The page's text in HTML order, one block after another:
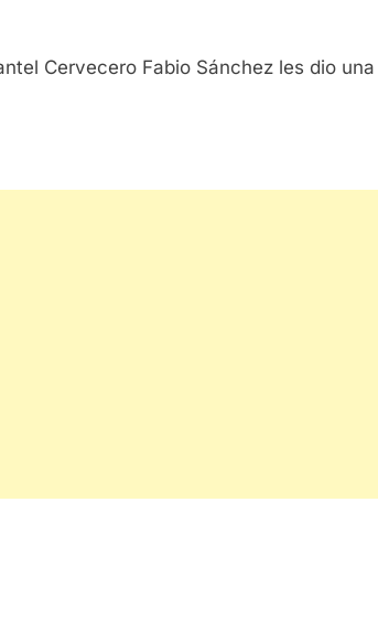
Cervecero Fabio Sánchez les dio